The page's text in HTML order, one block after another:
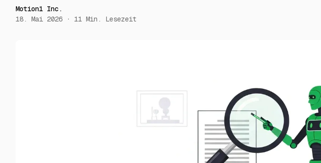
Motion1 Inc.
18. Mai 2026 · 11 Min. Lesezeit